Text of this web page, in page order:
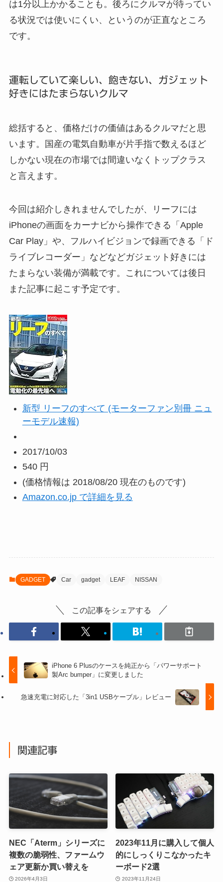
は1分以上かかることも。後ろにクルマが待ってい
る状況では使いにくい、というのが正直なところ
です。
運転していて楽しい、飽きない、ガジェット
好きにはたまらないクルマ
総括すると、価格だけの価値はあるクルマだと思
います。国産の電気自動車が片手指で数えるほど
しかない現在の市場では間違いなくトップクラス
と言えます。
今回は紹介しきれませんでしたが、リーフには
iPhoneの画面をカーナビから操作できる「Apple
Car Play」や、フルハイビジョンで録画できる「ド
ライブレコーダー」などなどガジェット好きには
たまらない装備が満載です。これについては後日
また記事に起こす予定です。
新型 リーフのすべて (モーターファン別冊 ニュ
ーモデル速報)
2017/10/03
540 円
(価格情報は 2018/08/20 現在のものです)
Amazon.co.jp で詳細を見る
GADGET Car gadget LEAF NISSAN
この記事をシェアする
iPhone 6 Plusのケースを純正から「パワーサポート
製Arc bumper」に変更しました
急速充電に対応した「3in1 USBケーブル」レビュー
関連記事
NEC「Aterm」シリーズに
複数の脆弱性、ファームウ
ェア更新か買い替えを
2026年4月3日
2023年11月に購入して個人
的にしっくりこなかったキ
ーボード2選
2023年11月24日